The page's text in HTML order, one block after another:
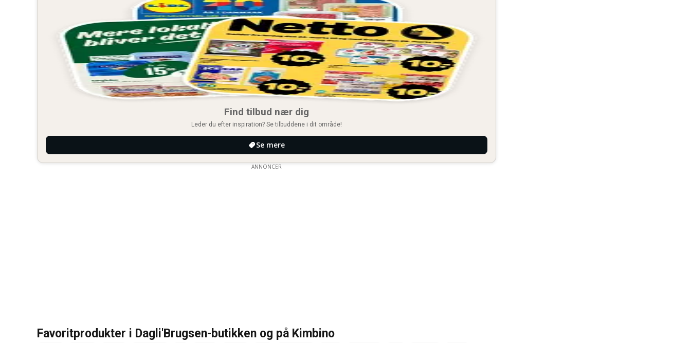
Find tilbud nær dig
Leder du efter inspiration? Se tilbuddene i dit område!
Se mere
ANNONCER
Favoritprodukter i Dagli'Brugsen-butikken og på Kimbino